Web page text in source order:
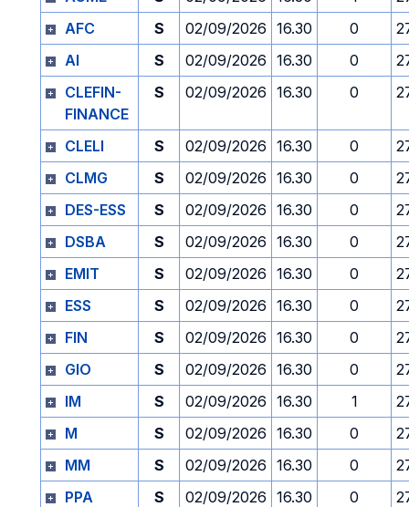
AFC
S 02/09/2026 16.30 0
AI
S 02/09/2026 16.30 0
CLEFIN-
FINANCE
S 02/09/2026 16.30 0
CLELI S 02/09/2026 16.30 0
CLMG
S 02/09/2026 16.30 0
DES-ESS
S 02/09/2026 16.30 0
DSBA
S 02/09/2026 16.30 0
EMIT
S 02/09/2026 16.30 0
ESS
S 02/09/2026 16.30 0
FIN
S 02/09/2026 16.30 0
GIO
S 02/09/2026 16.30 0
IM
S 02/09/2026 16.30 1
M
S 02/09/2026 16.30 0
MM
S 02/09/2026 16.30 0
PPA
S 02/09/2026 16.30 0